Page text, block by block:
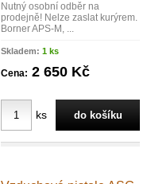
Nutný osobní odběr na
prodejně! Nelze zaslat kurýrem.
Borner APS-M, ...
Skladem: 1 ks
Cena: 2 650 Kč
ks